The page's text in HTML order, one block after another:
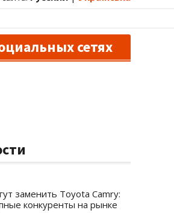
сетях
заменить Toyota Camry:
конкуренты на рынке